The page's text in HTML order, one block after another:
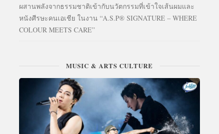
ผสานพลังจากธรรมชาติเข้ากับนวัตกรรมที่เข้าใจเส้นผมและ
หนังศีรษะคนเอเชีย ในงาน “A.S.P® SIGNATURE – WHERE
COLOUR MEETS CARE”
MUSIC & ARTS CULTURE